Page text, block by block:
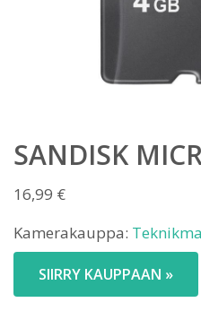
SANDISK
16,99 €
Kamerakauppa:
SIIRRY KAUPPAAN »